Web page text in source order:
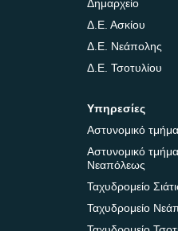
Δημαρχείο
Δ.Ε. Ασκίου
Δ.Ε. Νεάπολης
Δ.Ε. Τσοτυλίου
Υπηρεσίες
Αστυνομικό
Αστυνομικό τμήμα
Νεαπόλεως
Ταχυδρομείο
Ταχυδρομείο